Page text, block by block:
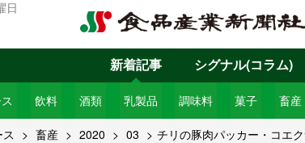
日
新着記事
飲料 酒類 乳製品 調味料 菓子 畜産
シグナル(コラム)
畜産 2020 03 チリの豚肉パッカー・コエ